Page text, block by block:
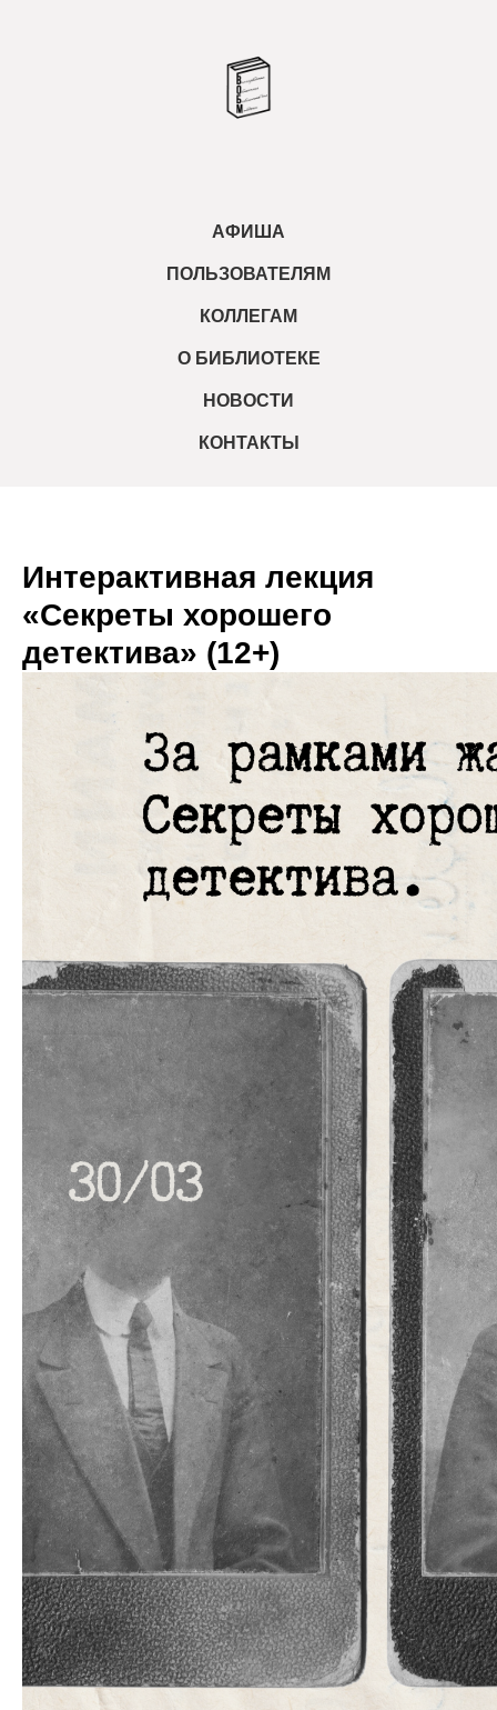
АФИША
ПОЛЬЗОВАТЕЛЯМ
КОЛЛЕГАМ
О БИБЛИОТЕКЕ
НОВОСТИ
КОНТАКТЫ
Интерактивная лекция
«Секреты хорошего
детектива» (12+)